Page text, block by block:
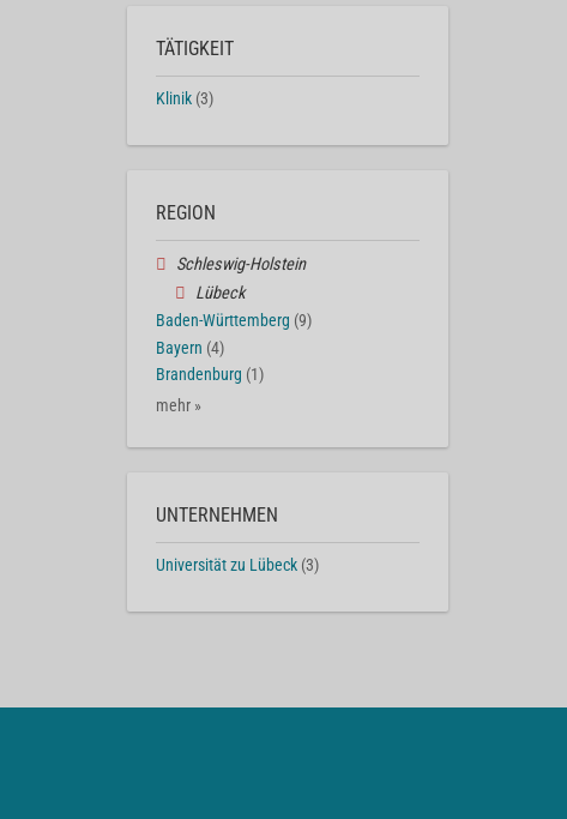
TÄTIGKEIT
Klinik (3)
REGION
Schleswig-Holstein
Lübeck
Baden-Württemberg (9)
Bayern (4)
Brandenburg (1)
mehr »
UNTERNEHMEN
Universität zu Lübeck (3)